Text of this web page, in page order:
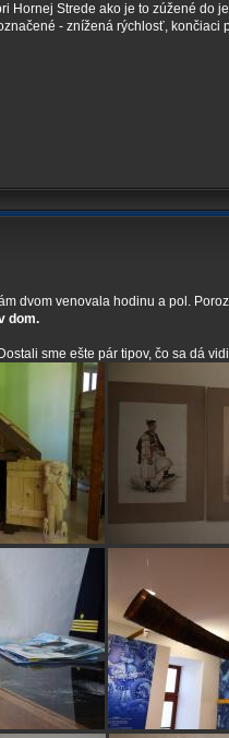
Strede ako je to zúžené do
- znížená rýchlosť, končiaci
dvom venovala hodinu a pol.
dom.
sme ešte pár tipov, čo sa dá